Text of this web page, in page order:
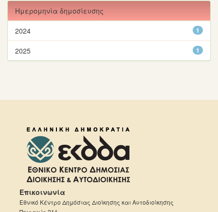
Ημερομηνία δημοσίευσης
1
2024
1
2025
Επικοινωνία
Εθνικό Κέντρο Δημόσιας Διοίκησης και Αυτοδιοίκησης